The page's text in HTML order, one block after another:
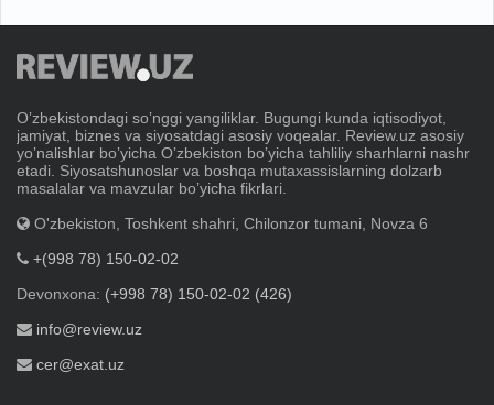
Oʼzbekistondagi soʼnggi yangiliklar. Bugungi kunda iqtisodiyot,
jamiyat, biznes va siyosatdagi asosiy voqealar. Review.uz asosiy
yoʼnalishlar boʼyicha Oʼzbekiston boʼyicha tahliliy sharhlarni nashr
etadi. Siyosatshunoslar va boshqa mutaxassislarning dolzarb
masalalar va mavzular boʼyicha fikrlari.
O'zbekiston, Toshkent shahri, Chilonzor tumani, Novza 6
+(998 78) 150-02-02
Devonxona: (+998 78) 150-02-02 (426)
info@review.uz
cer@exat.uz